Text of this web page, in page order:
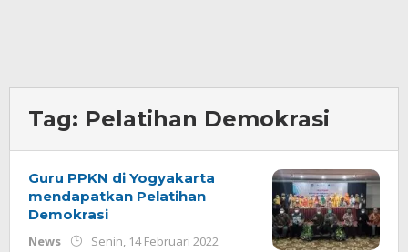
Tag: Pelatihan Demokrasi
Guru PPKN di Yogyakarta
mendapatkan Pelatihan
Demokrasi
News Senin, 14 Februari 2022